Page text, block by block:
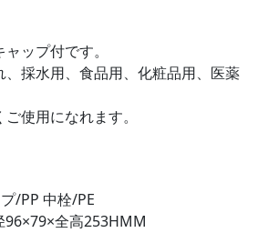
ップ付です。
、採水用、食品用、化粧品用、医薬
使用になれます。
/PP 中栓/PE
96×79×全高253HMM